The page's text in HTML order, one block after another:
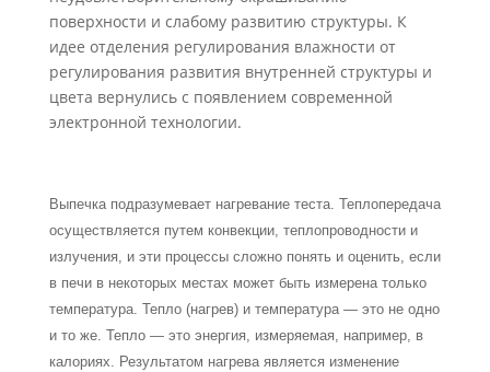
поверхности и слабому развитию структуры. К
идее отделения регулирования влажности от
регули­рования развития внутренней структуры и
цвета вернулись с появлением современ­ной
электронной технологии.
Выпечка подразумевает нагревание теста. Теплопередача
осуществляется путем кон­векции, теплопроводности и
излучения, и эти процессы сложно понять и оценить, если
в печи в некоторых местах может быть измерена только
температура. Тепло (нагрев) и температура — это не одно
и то же. Тепло — это энергия, измеряемая, например, в
калориях. Результатом нагрева является изменение